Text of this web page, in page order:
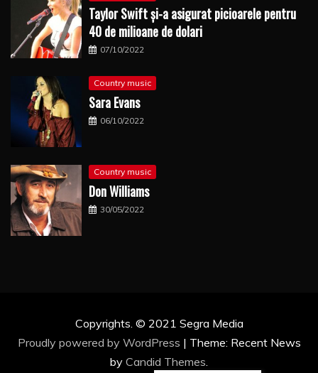
Taylor Swift şi-a asigurat picioarele pentru
40 de milioane de dolari
07/10/2022
Country music
Sara Evans
06/10/2022
Country music
Don Williams
30/05/2022
Copyrights. © 2021 Segra Media
Proudly powered by WordPress | Theme: Recent News
by Candid Themes